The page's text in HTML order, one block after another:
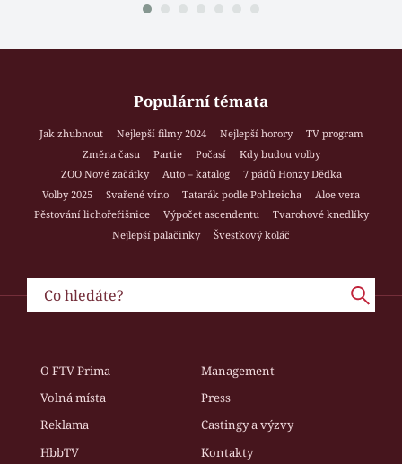
Populární témata
Jak zhubnout Nejlepší filmy 2024 Nejlepší horory
TV program
Změna času
Partie Počasí
Kdy budou volby
ZOO Nové začátky
Auto – katalog
7 pádů Honzy Dědka
Volby 2025
Svařené víno Tatarák podle Pohlreicha
Aloe vera
Pěstování lichořeřišnice
Výpočet ascendentu
Tvarohové knedlíky
Nejlepší palačinky
Švestkový koláč
O FTV Prima
Management
Volná místa
Press
Reklama
Castingy a výzvy
HbbTV
Kontakty